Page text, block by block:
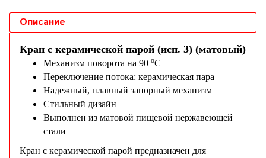
Описание
Кран с керамической парой (исп. 3) (матовый)
Механизм поворота на 90 оС
Переключение потока: керамическая пара
Надежный, плавный запорный механизм
Стильный дизайн
Выполнен из матовой пищевой нержавеющей
стали
Кран с керамической парой предназначен для